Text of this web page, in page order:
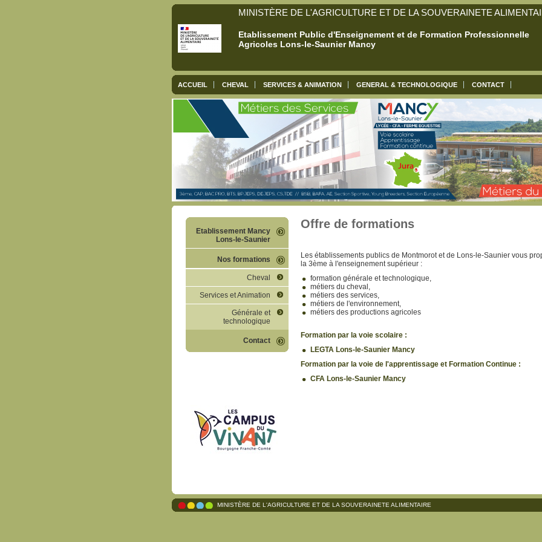
MINISTÈRE DE L'AGRICULTURE ET DE LA SOUVERAINETE
Etablissement Public d'Enseignement et de Formation Professionnelle
Agricoles Lons-le-Saunier Mancy
ACCUEIL CHEVAL SERVICES & ANIMATION GENERAL & TECHNOLOGIQUE CONTACT
Etablissement Mancy
Lons-le-Saunier
Nos formations
Cheval
Services et Animation
Générale et
technologique
Contact
Offre de formations
Les établissements publics de Montmorot et de Lons-le-Saunier vous
la 3ème à l'enseignement supérieur :
formation générale et technologique,
métiers du cheval,
métiers des services,
métiers de l'environnement,
métiers des productions agricoles
Formation par la voie scolaire :
LEGTA Lons-le-Saunier Mancy
Formation par la voie de l'apprentissage et Formation Continue :
CFA Lons-le-Saunier Mancy
MINISTÈRE DE L'AGRICULTURE ET DE LA SOUVERAINETE ALIMENTAIRE